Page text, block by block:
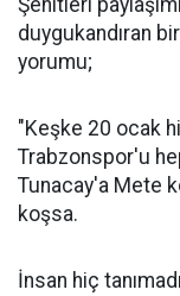
Şehitleri
duygukandıran
yorumu;
"Keşke 20 ocak
Trabzonspor'u
Tunacay'a Mete
koşsa.
İnsan hiç